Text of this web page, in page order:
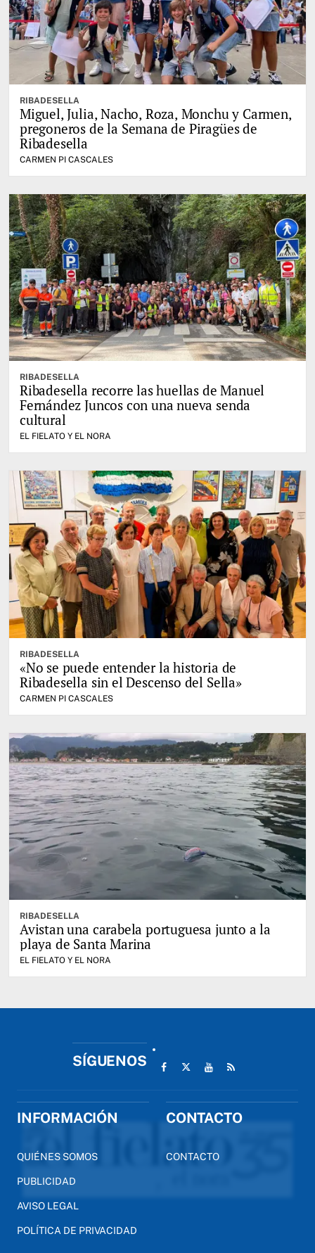
RIBADESELLA
Miguel, Julia, Nacho, Roza, Monchu y Carmen,
pregoneros de la Semana de Piragües de
Ribadesella
CARMEN PI CASCALES
RIBADESELLA
Ribadesella recorre las huellas de Manuel
Fernández Juncos con una nueva senda
cultural
EL FIELATO Y EL NORA
RIBADESELLA
«No se puede entender la historia de
Ribadesella sin el Descenso del Sella»
CARMEN PI CASCALES
RIBADESELLA
Avistan una carabela portuguesa junto a la
playa de Santa Marina
EL FIELATO Y EL NORA
SÍGUENOS
INFORMACIÓN
QUIÉNES SOMOS
PUBLICIDAD
AVISO LEGAL
POLÍTICA DE PRIVACIDAD
CONTACTO
CONTACTO